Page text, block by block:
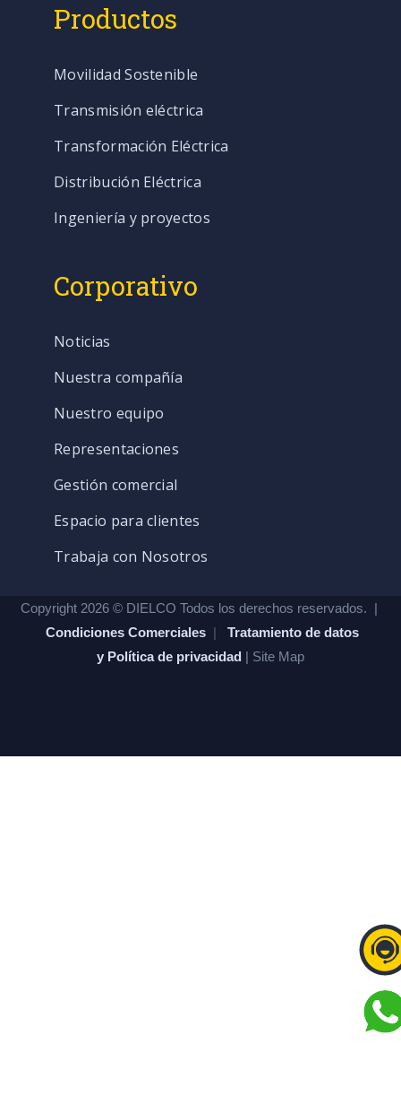
Productos
Movilidad Sostenible
Transmisión eléctrica
Transformación Eléctrica
Distribución Eléctrica
Ingeniería y proyectos
Corporativo
Noticias
Nuestra compañía
Nuestro equipo
Representaciones
Gestión comercial
Espacio para clientes
Trabaja con Nosotros
Copyright 2026 © DIELCO Todos los derechos reservados. |
Condiciones Comerciales | Tratamiento de datos
y Política de privacidad | Site Map